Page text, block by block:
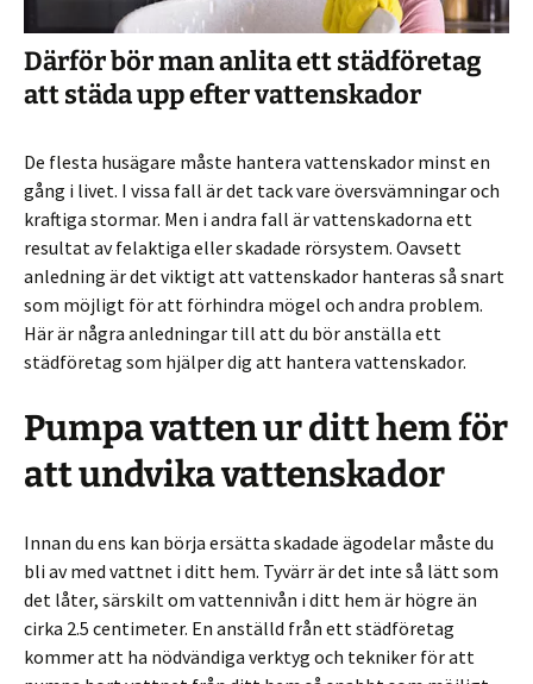
Därför bör man anlita ett städföretag
att städa upp efter vattenskador
De flesta husägare måste hantera vattenskador minst en
gång i livet. I vissa fall är det tack vare översvämningar och
kraftiga stormar. Men i andra fall är vattenskadorna ett
resultat av felaktiga eller skadade rörsystem. Oavsett
anledning är det viktigt att vattenskador hanteras så snart
som möjligt för att förhindra mögel och andra problem.
Här är några anledningar till att du bör anställa ett
städföretag som hjälper dig att hantera vattenskador.
Pumpa vatten ur ditt hem för
att undvika vattenskador
Innan du ens kan börja ersätta skadade ägodelar måste du
bli av med vattnet i ditt hem. Tyvärr är det inte så lätt som
det låter, särskilt om vattennivån i ditt hem är högre än
cirka 2.5 centimeter. En anställd från ett städföretag
kommer att ha nödvändiga verktyg och tekniker för att